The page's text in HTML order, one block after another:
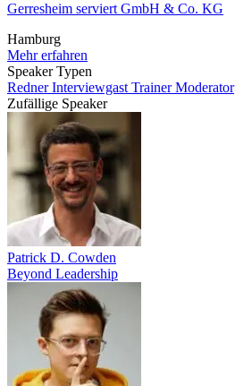
Gerresheim serviert GmbH & Co. KG
Hamburg
Mehr erfahren
Speaker Typen
RednerInterviewgast TrainerModerator
Zufällige Speaker
Patrick D. Cowden
Beyond Leadership